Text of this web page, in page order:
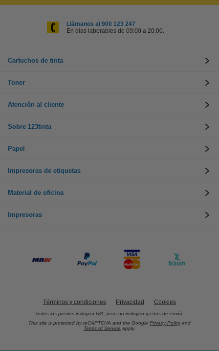
Llámanos al 900 123 247
En días laborables de 09:00 a 20:00.
Cartuchos de tinta
Toner
Atención al cliente
Sobre 123tinta
Papel
Impresoras de etiquetas
Material de oficina
Impresoras
Términos y condiciones Privacidad Cookies
Todos los precios incluyen IVA, pero no incluyen gastos de envío.
This site is protected by reCAPTCHA and the Google Privacy Policy and
Terms of Service apply.